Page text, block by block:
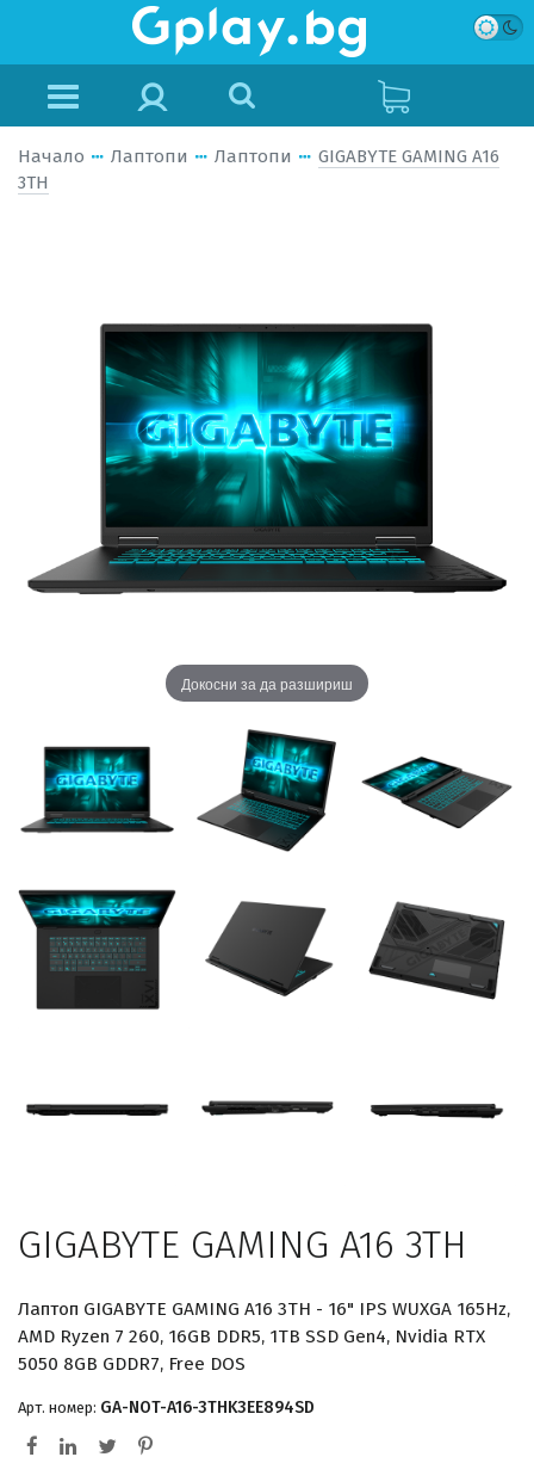
Начало Лаптопи Лаптопи
GIGABYTE GAMING A16
3TH
Докосни за да разшириш
GIGABYTE GAMING A16 3TH
Лаптоп GIGABYTE GAMING A16 3TH - 16" IPS WUXGA 165Hz,
AMD Ryzen 7 260, 16GB DDR5, 1TB SSD Gen4, Nvidia RTX
5050 8GB GDDR7, Free DOS
Арт. номер: GA-NOT-A16-3THK3EE894SD